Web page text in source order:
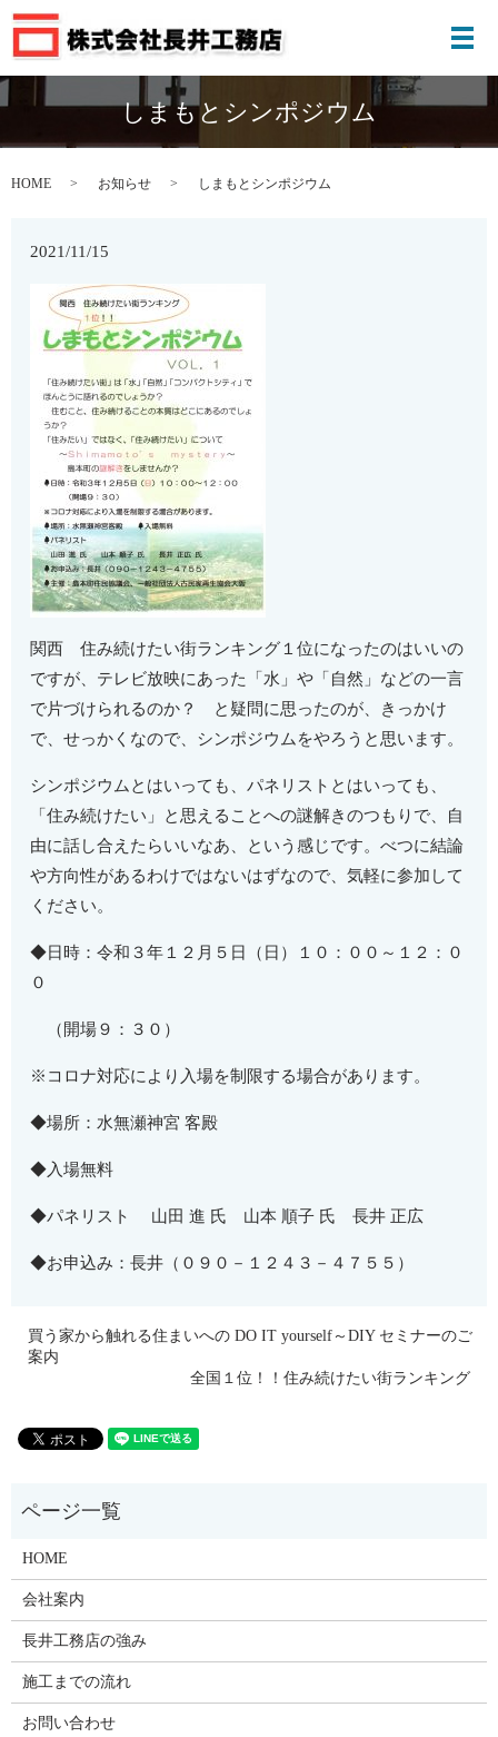
メ
しまもとシンポジウム
HOME お知らせ しまもとシンポジウム
2021/11/15
関西 住み続けたい街ランキング１位になったのはいいの
ですが、テレビ放映にあった「水」や「自然」などの一言
で片づけられるのか？ と疑問に思ったのが、きっかけ
で、せっかくなので、シンポジウムをやろうと思います。
シンポジウムとはいっても、パネリストとはいっても、
「住み続けたい」と思えることへの謎解きのつもりで、自
由に話し合えたらいいなあ、という感じです。べつに結論
や方向性があるわけではないはずなので、気軽に参加して
ください。
◆日時：令和３年１２月５日（日）１０：００～１２：０
０
（開場９：３０）
※コロナ対応により入場を制限する場合があります。
◆場所：水無瀬神宮 客殿
◆入場無料
◆パネリスト 山田 進 氏 山本 順子 氏 長井 正広
◆お申込み：長井（０９０－１２４３－４７５５）
買う家から触れる住まいへの DO IT yourself～DIY セミナーのご
案内
全国１位！！住み続けたい街ランキング
HOME
会社案内
長井工務店の強み
施工までの流れ
お問い合わせ